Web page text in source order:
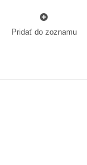
Pridať do zoznamu